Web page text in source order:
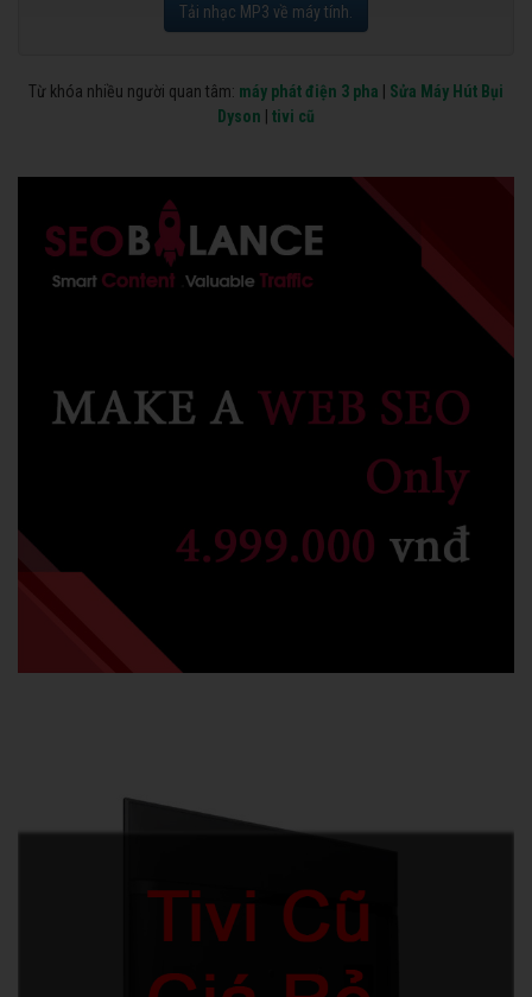
Tải nhạc MP3 về máy tính.
Từ khóa nhiều người quan tâm: máy phát điện 3 pha
Sửa Máy Hút Bụi
Dyson
tivi cũ